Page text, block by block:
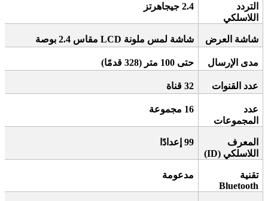
التردد
اللاسلكي
2.4 جيجاهرتز
شاشة العرض شاشة لمس ملونة مقاس 2.4 بوصة
مدى الإرسال حتى 100 متر (328 قدمًا)
عدد القنوات 32 قناة
عدد
المجموعات
16 مجموعة
المعرف
اللاسلكي (ID)
99 إعدادًا
تقنية
Bluetooth
مدعومة